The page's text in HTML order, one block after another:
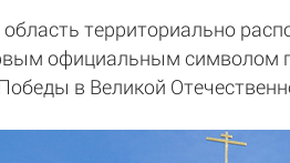
территориально
официальным символом
в Великой